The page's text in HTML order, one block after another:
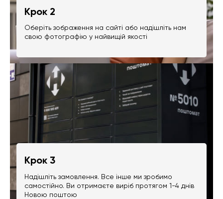
Крок 2
Оберіть зображення на сайті або надішліть нам
свою фотографію у найвищій якості
Крок 3
Надішліть замовлення. Все інше ми зробимо
самостійно. Ви отримаєте виріб протягом 1-4 днів
Новою поштою